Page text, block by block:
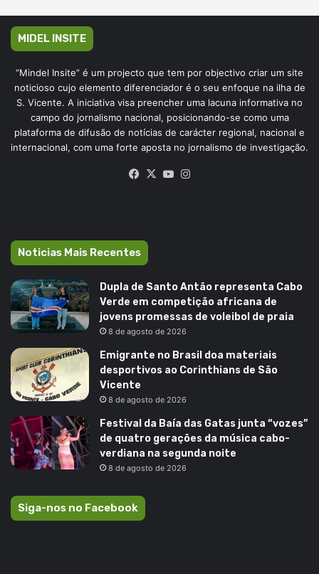
MIDEL INSITE
“Mindel Insite” é um projecto que tem por objectivo criar um site
noticioso cujo elemento diferenciador é o seu enfoque na ilha de
S. Vicente. A iniciativa visa preencher uma lacuna informativa no
campo do jornalismo nacional, posicionando-se como uma
plataforma de difusão de notícias de carácter regional, nacional e
internacional, com uma forte aposta no jornalismo de investigação.
Facebook
X YouTube
Noticias Mais Recentes
Dupla de Santo Antão representa Cabo
Verde em competição africana de
jovens promessas de voleibol de praia
8 de agosto de 2026
Emigrante no Brasil doa materiais
desportivos ao Corinthians de São
Vicente
8 de agosto de 2026
Festival da Baía das Gatas junta “vozes”
de quatro gerações da música cabo-
verdiana na segunda noite
8 de agosto de 2026
Siga-nos no Facebook